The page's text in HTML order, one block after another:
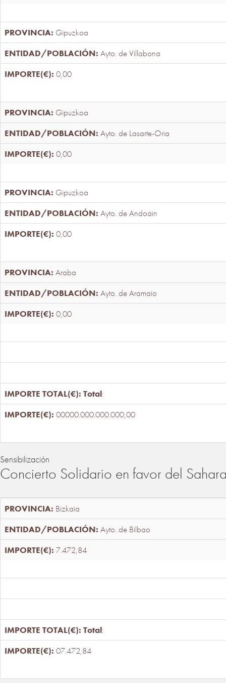
Gipuzkoa
Ayto. de Villabona
0,00
Gipuzkoa
Ayto. de Lasarte-Oria
0,00
Gipuzkoa
Ayto. de Andoain
0,00
Araba
Ayto. de Aramaio
0,00
Total:
00000.000.000.000,00
Sensibilización
Concierto Solidario en favor del
Bizkaia
Ayto. de Bilbao
7.472,84
Total:
07.472,84